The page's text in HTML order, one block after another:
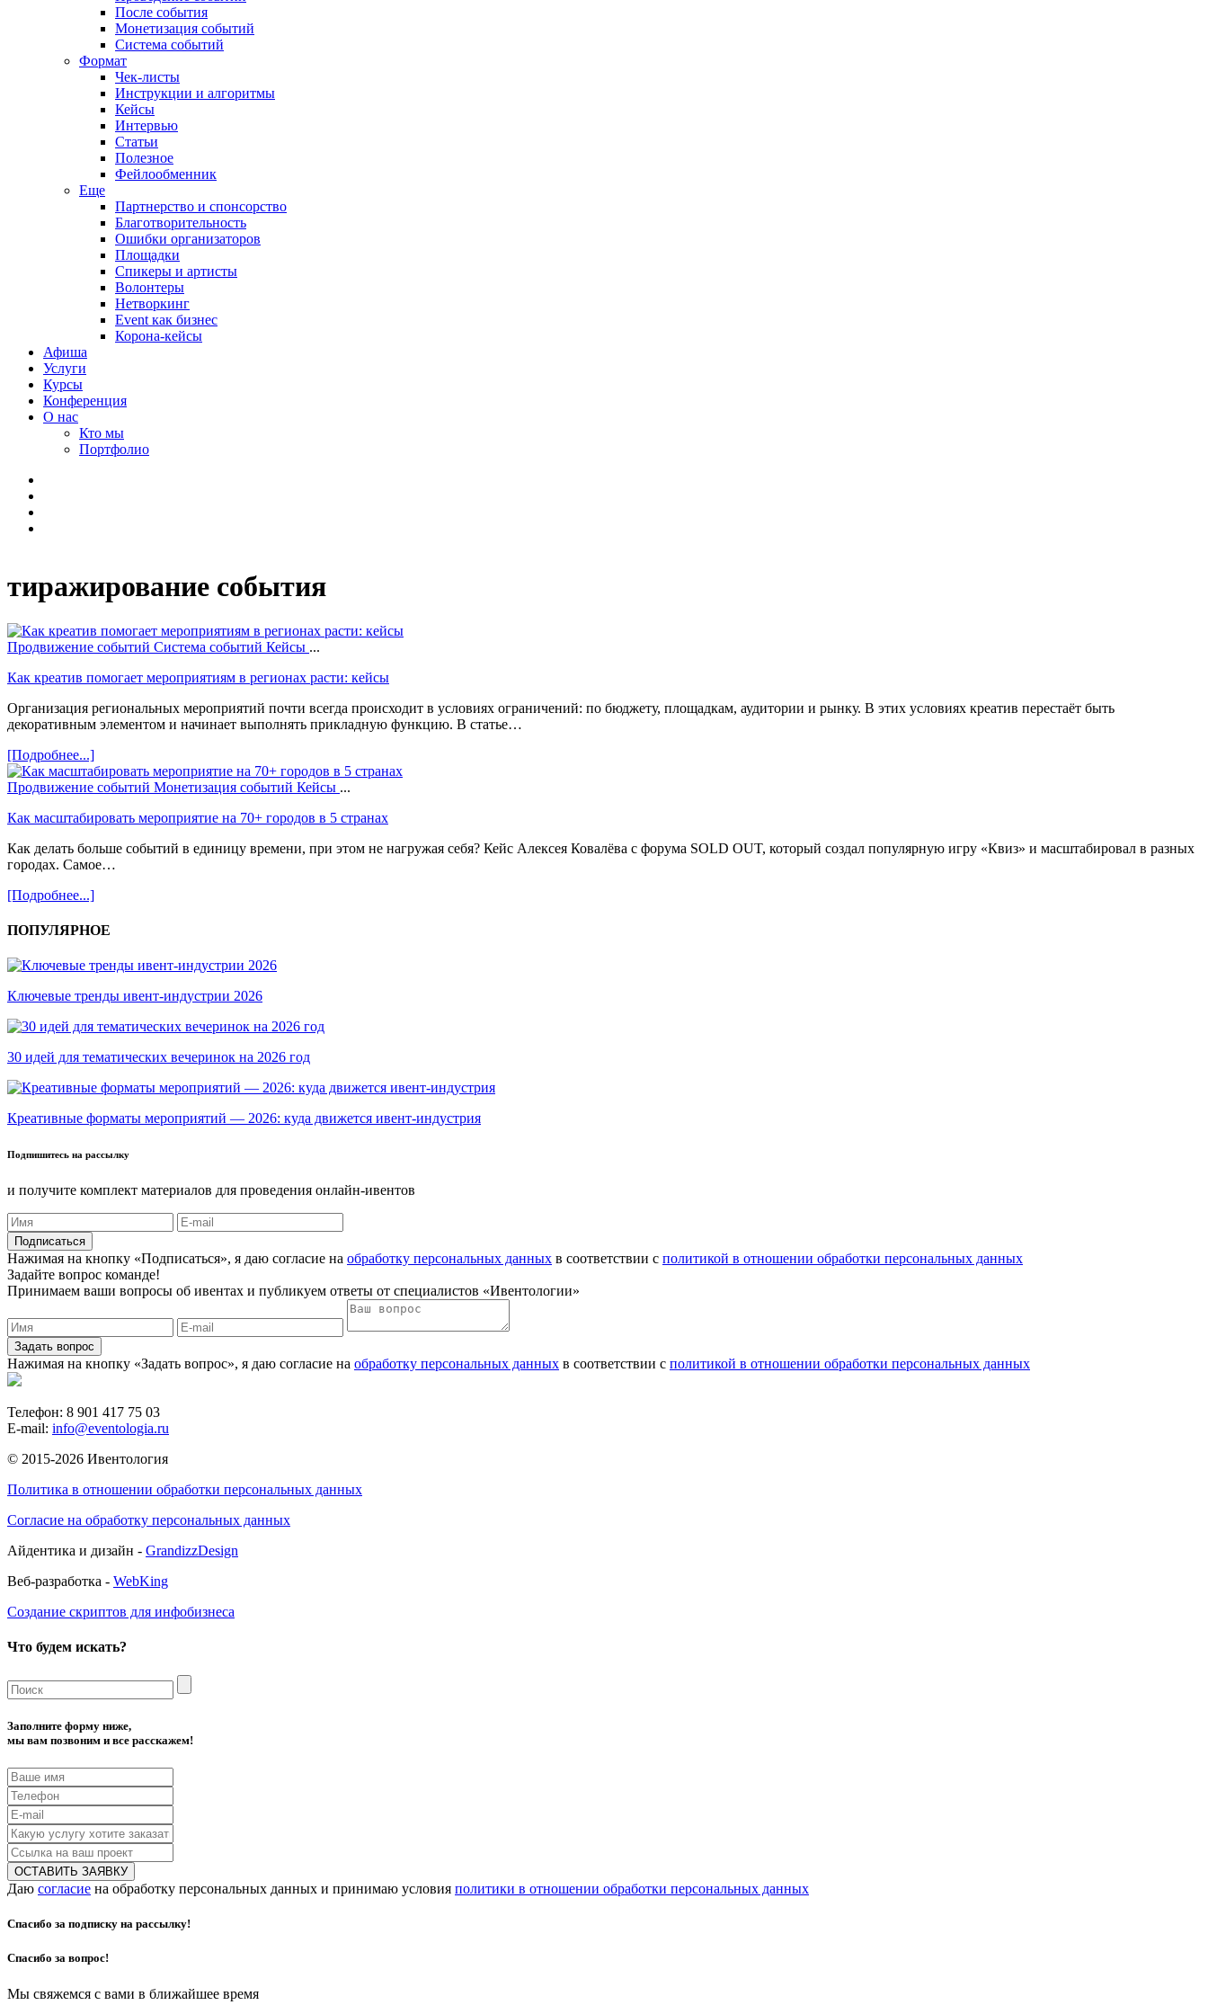
После события
Монетизация событий
Система событий
Формат
Чек-листы
Инструкции и алгоритмы
Кейсы
Интервью
Статьи
Полезное
Фейлообменник
Еще
Партнерство и спонсорство
Благотворительность
Ошибки организаторов
Площадки
Спикеры и артисты
Волонтеры
Нетворкинг
Event как бизнес
Корона-кейсы
Афиша
Услуги
Курсы
Конференция
О нас
Кто мы
Портфолио
тиражирование события
Продвижение событий Система событий Кейсы ...
Как креатив помогает мероприятиям в регионах расти: кейсы
Организация региональных мероприятий почти всегда происходит в условиях ограничений: по бюджету, площадкам, аудитории и рынку. В этих условиях креатив перестаёт быть
декоративным элементом и начинает выполнять прикладную функцию. В статье…
[Подробнее...]
Продвижение событий Монетизация событий Кейсы ...
Как масштабировать мероприятие на 70+ городов в 5 странах
Как делать больше событий в единицу времени, при этом не нагружая себя? Кейс Алексея Ковалёва с форума SOLD OUT, который создал популярную игру «Квиз»‎ и масштабировал в разных
городах. Самое…
[Подробнее...]
ПОПУЛЯРНОЕ
Ключевые тренды ивент-индустрии 2026
30 идей для тематических вечеринок на 2026 год
Креативные форматы мероприятий — 2026: куда движется ивент-индустрия
Подпишитесь на рассылку
и получите комплект материалов для проведения онлайн-ивентов
Нажимая на кнопку «Подписаться», я даю согласие на обработку персональных данных в соответствии с политикой в отношении обработки персональных данных
Задайте вопрос команде!
Принимаем ваши вопросы об ивентах и публикуем ответы от специалистов «Ивентологии»
Задать вопрос
Нажимая на кнопку «Задать вопрос», я даю согласие на обработку персональных данных в соответствии с политикой в отношении обработки персональных данных
Телефон: 8 901 417 75 03
E-mail: info@eventologia.ru
© 2015-2026 Ивентология
Политика в отношении обработки персональных данных
Согласие на обработку персональных данных
Айдентика и дизайн - GrandizzDesign
Веб-разработка - WebKing
Создание скриптов для инфобизнеса
Что будем искать?
Заполните форму ниже,
мы вам позвоним и все расскажем!
Даю согласие на обработку персональных данных и принимаю условия политики в отношении обработки персональных данных
Спасибо за подписку на рассылку!
Спасибо за вопрос!
Мы свяжемся с вами в ближайшее время